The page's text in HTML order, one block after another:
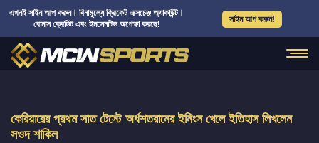
এখনই সাইন আপ করুন। বিনামূল্যে ক্রিকেট এক্সচেঞ্জ অ্যাকাউন্ট।
বোনাস ক্রেডিট এবং ইনসেনটিভ অপেক্ষা করছে!
সাইন আপ করুন!
কেরিয়ারের প্রথম সাত টেস্টে অর্ধশতরানের ইনিংস খেলে ইতিহাস লিখলেন
সওদ শাকিল